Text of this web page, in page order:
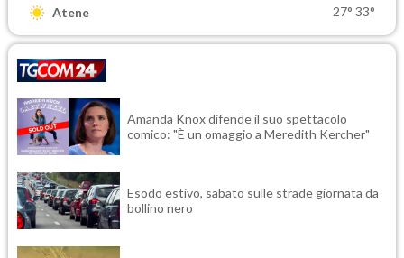
Atene 27° 33°
Amanda Knox difende il suo spettacolo
comico: "È un omaggio a Meredith Kercher"
Esodo estivo, sabato sulle strade giornata da
bollino nero